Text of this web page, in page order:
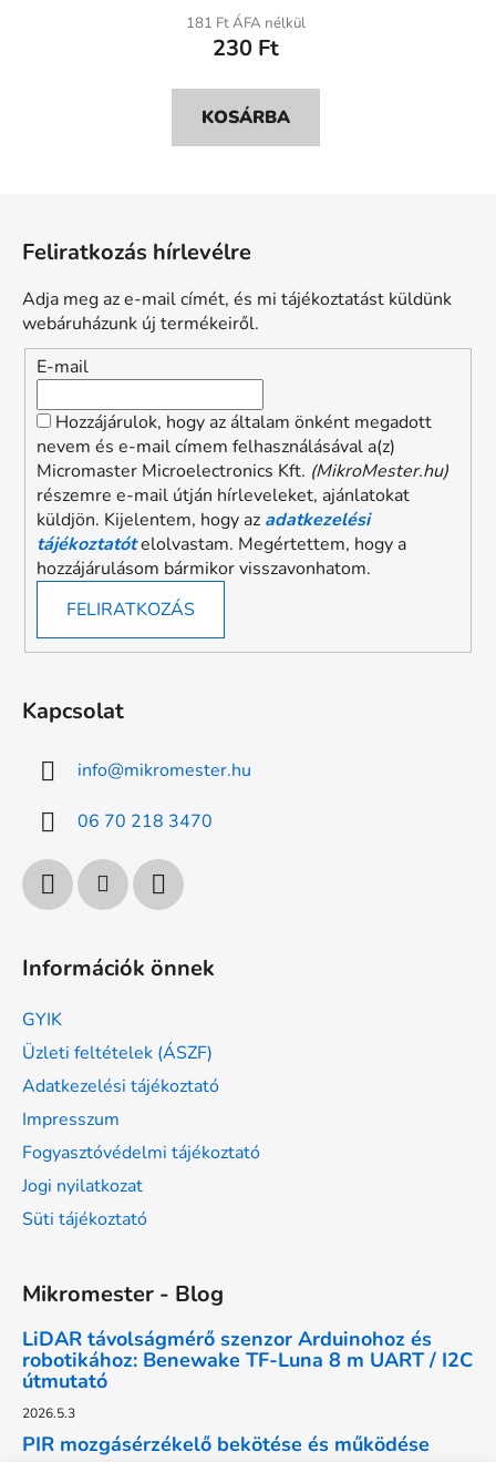
átlagos
értékelése
ből
181 Ft ÁFA nélkül
230 Ft
KOSÁRBA
Feliratkozás hírlevélre
Adja meg az e-mail címét, és mi tájékoztatást küldünk
webáruházunk új termékeiről.
E-mail
Hozzájárulok, hogy az általam önként megadott
nevem és e-mail címem felhasználásával a(z)
Micromaster Microelectronics Kft. (MikroMester.hu)
részemre e-mail útján hírleveleket, ajánlatokat
küldjön. Kijelentem, hogy az adatkezelési
tájékoztatótelolvastam. Megértettem, hogy a
hozzájárulásom bármikor visszavonhatom.
FELIRATKOZÁS
Kapcsolat
info@mikromester.hu
06 70 218 3470
Információk önnek
GYIK
Üzleti feltételek (ÁSZF)
Adatkezelési tájékoztató
Impresszum
Fogyasztóvédelmi tájékoztató
Jogi nyilatkozat
Süti tájékoztató
Mikromester - Blog
LiDAR távolságmérő szenzor Arduinohoz és
robotikához: Benewake TF-Luna 8 m UART / I2C
útmutató
2026.5.3
PIR mozgásérzékelő bekötése és működése